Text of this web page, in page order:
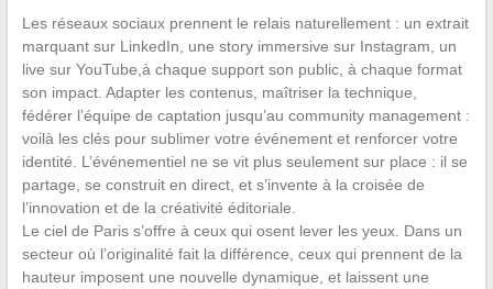
Les réseaux sociaux prennent le relais naturellement : un extrait
marquant sur LinkedIn, une story immersive sur Instagram, un
live sur YouTube,à chaque support son public, à chaque format
son impact. Adapter les contenus, maîtriser la technique,
fédérer l’équipe de captation jusqu’au community management :
voilà les clés pour sublimer votre événement et renforcer votre
identité. L’événementiel ne se vit plus seulement sur place : il se
partage, se construit en direct, et s’invente à la croisée de
l’innovation et de la créativité éditoriale.
Le ciel de Paris s’offre à ceux qui osent lever les yeux. Dans un
secteur où l’originalité fait la différence, ceux qui prennent de la
hauteur imposent une nouvelle dynamique, et laissent une